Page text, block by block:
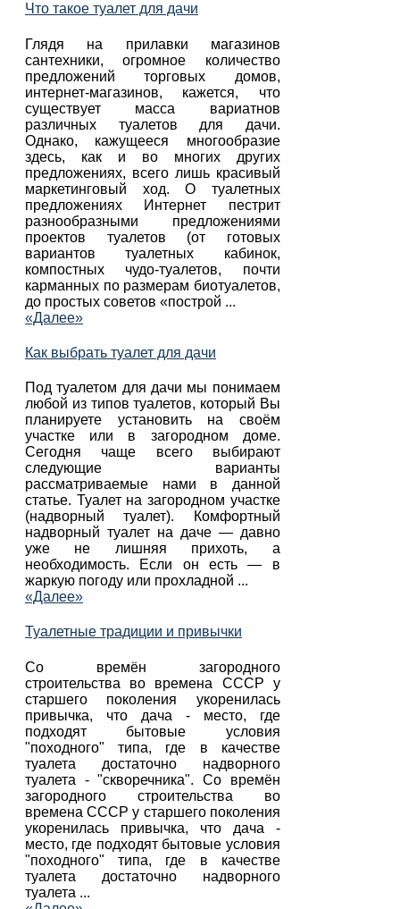
Что такое туалет для дачи
Глядя на прилавки магазинов
сантехники, огромное количество
предложений торговых домов,
интернет-магазинов, кажется, что
существует масса вариатнов
различных туалетов для дачи.
Однако, кажущееся многообразие
здесь, как и во многих других
предложениях, всего лишь красивый
маркетинговый ход. О туалетных
предложениях Интернет пестрит
разнообразными предложениями
проектов туалетов (от готовых
вариантов туалетных кабинок,
компостных чудо-туалетов, почти
карманных по размерам биотуалетов,
до простых советов «построй ...
«Далее»
Как выбрать туалет для дачи
Под туалетом для дачи мы понимаем
любой из типов туалетов, который Вы
планируете установить на своём
участке или в загородном доме.
Сегодня чаще всего выбирают
следующие варианты
рассматриваемые нами в данной
статье. Туалет на загородном участке
(надворный туалет). Комфортный
надворный туалет на даче — давно
уже не лишняя прихоть, а
необходимость. Если он есть — в
жаркую погоду или прохладной ...
«Далее»
Туалетные традиции и привычки
Со времён загородного
строительства во времена СССР у
старшего поколения укоренилась
привычка, что дача - место, где
подходят бытовые условия
"походного" типа, где в качестве
туалета достаточно надворного
туалета - "скворечника". Со времён
загородного строительства во
времена СССР у старшего поколения
укоренилась привычка, что дача -
место, где подходят бытовые условия
"походного" типа, где в качестве
туалета достаточно надворного
туалета ...